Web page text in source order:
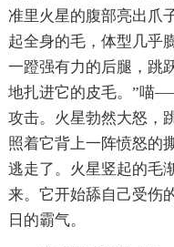
准里火星的腹部亮出爪
起全身的毛，体型几乎
一蹬强有力的后腿，跳
地扎进它的皮毛。”喵
攻击。火星勃然大怒，
照着它背上一阵愤怒的
逃走了。火星竖起的毛
来。它开始舔自己受伤
日的霸气。